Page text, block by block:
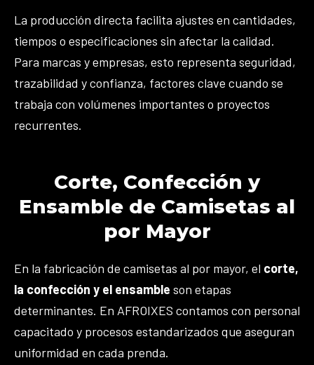
La producción directa facilita ajustes en cantidades,
tiempos o especificaciones sin afectar la calidad.
Para marcas y empresas, esto representa seguridad,
trazabilidad y confianza, factores clave cuando se
trabaja con volúmenes importantes o proyectos
recurrentes.
Corte, Confección y
Ensamble de Camisetas al
por Mayor
En la fabricación de camisetas al por mayor, el corte,
la confección y el ensamble son etapas
determinantes. En AFROIXES contamos con personal
capacitado y procesos estandarizados que aseguran
uniformidad en cada prenda.